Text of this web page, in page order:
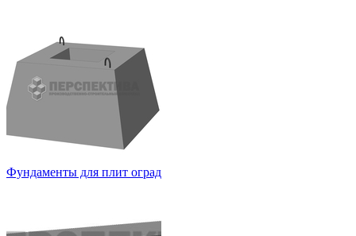
Фундаменты для плит оград